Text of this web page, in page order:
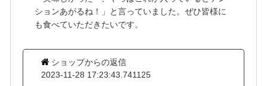
ションあがるね！」と言っていました。ぜひ皆様に
も食べていただきたいです。
ショップからの返信
2023-11-28 17:23:43.741125